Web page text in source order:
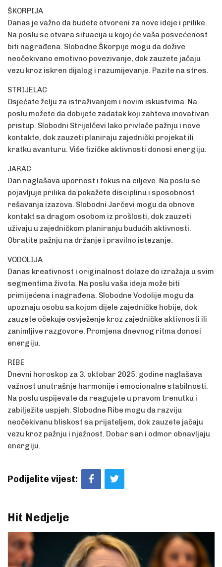
ŠKORPIJA
Danas je važno da budete otvoreni za nove ideje i prilike.
Na poslu se otvara situacija u kojoj će vaša posvećenost
biti nagrađena. Slobodne Škorpije mogu da dožive
neočekivano emotivno povezivanje, dok zauzete jačaju
vezu kroz iskren dijalog i razumijevanje. Pazite na stres.
STRIJELAC
Osjećate želju za istraživanjem i novim iskustvima. Na
poslu možete da dobijete zadatak koji zahteva inovativan
pristup. Slobodni Strijelčevi lako privlače pažnju i nove
kontakte, dok zauzeti planiraju zajednički projekat ili
kratku avanturu. Više fizičke aktivnosti donosi energiju.
JARAC
Dan naglašava upornost i fokus na ciljeve. Na poslu se
pojavljuje prilika da pokažete disciplinu i sposobnost
rešavanja izazova. Slobodni Jarčevi mogu da obnove
kontakt sa dragom osobom iz prošlosti, dok zauzeti
uživaju u zajedničkom planiranju budućih aktivnosti.
Obratite pažnju na držanje i pravilno istezanje.
VODOLIJA
Danas kreativnost i originalnost dolaze do izražaja u svim
segmentima života. Na poslu vaša ideja može biti
primijećena i nagrađena. Slobodne Vodolije mogu da
upoznaju osobu sa kojom dijele zajedničke hobije, dok
zauzete očekuje osvježenje kroz zajedničke aktivnosti ili
zanimljive razgovore. Promjena dnevnog ritma donosi
energiju.
RIBE
Dnevni horoskop za 3. oktobar 2025. godine naglašava
važnost unutrašnje harmonije i emocionalne stabilnosti.
Na poslu uspijevate da reagujete u pravom trenutku i
zabilježite uspjeh. Slobodne Ribe mogu da razviju
neočekivanu bliskost sa prijateljem, dok zauzete jačaju
vezu kroz pažnju i nježnost. Dobar san i odmor obnavljaju
energiju.
Podijelite vijest:
Hit Nedjelje